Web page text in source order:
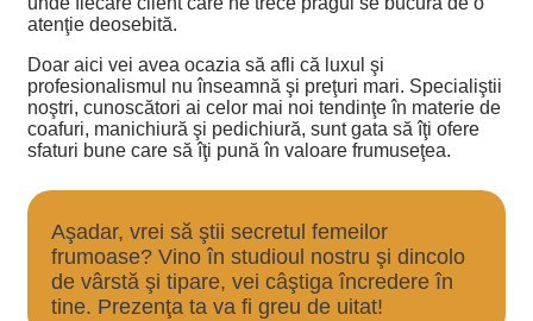
atenţie deosebită.
Doar aici vei avea ocazia să afli că luxul şi
profesionalismul nu înseamnă şi preţuri mari. Specialiştii
noştri, cunoscători ai celor mai noi tendinţe în materie de
coafuri, manichiură şi pedichiură, sunt gata să îţi ofere
sfaturi bune care să îţi pună în valoare frumuseţea.
Aşadar, vrei să ştii secretul femeilor
frumoase? Vino în studioul nostru şi dincolo
de vârstă şi tipare, vei câştiga încredere în
tine. Prezenţa ta va fi greu de uitat!